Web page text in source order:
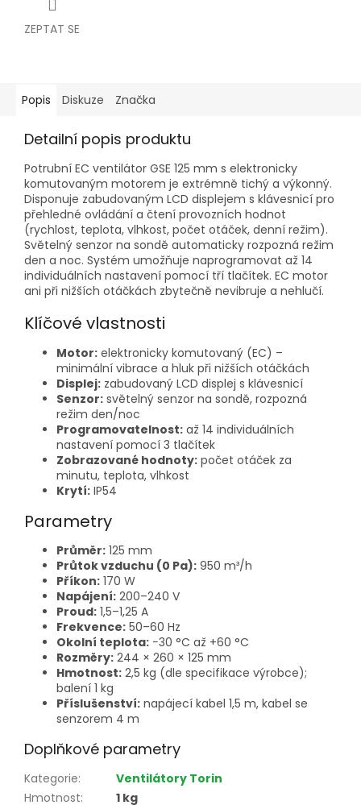
ZEPTAT SE
Popis Diskuze Značka
Detailní popis produktu
Potrubní EC ventilátor GSE 125 mm s elektronicky
komutovaným motorem je extrémně tichý a výkonný.
Disponuje zabudovaným LCD displejem s klávesnicí pro
přehledné ovládání a čtení provozních hodnot
(rychlost, teplota, vlhkost, počet otáček, denní režim).
Světelný senzor na sondě automaticky rozpozná režim
den a noc. Systém umožňuje naprogramovat až 14
individuálních nastavení pomocí tří tlačítek. EC motor
ani při nižších otáčkách zbytečně nevibruje a nehlučí.
Klíčové vlastnosti
Motor: elektronicky komutovaný (EC) –
minimální vibrace a hluk při nižších otáčkách
Displej: zabudovaný LCD displej s klávesnicí
Senzor: světelný senzor na sondě, rozpozná
režim den/noc
Programovatelnost: až 14 individuálních
nastavení pomocí 3 tlačítek
Zobrazované hodnoty: počet otáček za
minutu, teplota, vlhkost
Krytí: IP54
Parametry
Průměr: 125 mm
Průtok vzduchu (0 Pa): 950 m³/h
Příkon: 170 W
Napájení: 200–240 V
Proud: 1,5–1,25 A
Frekvence: 50–60 Hz
Okolní teplota: −30 °C až +60 °C
Rozměry: 244 × 260 × 125 mm
Hmotnost: 2,5 kg (dle specifikace výrobce);
balení 1 kg
Příslušenství: napájecí kabel 1,5 m, kabel se
senzorem 4 m
Doplňkové parametry
Kategorie:
Ventilátory Torin
Hmotnost:
1 kg